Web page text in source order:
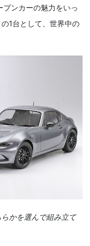
ンカーの魅力をいっ
1台として、世界中の
かを選んで組み立て